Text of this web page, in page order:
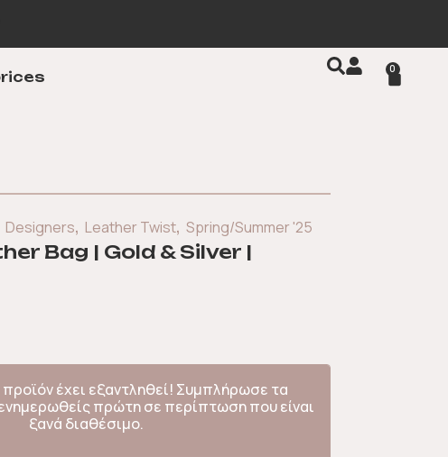
μεταφορικά για αγορές 100€ και άνω
0
Designers, Leather Twist, Spring/Summer '25
Bag | Gold & Silver |
προϊόν έχει εξαντληθεί! Συμπλήρωσε τα
πρώτη σε περίπτωση που είναι
ξανά διαθέσιμο.